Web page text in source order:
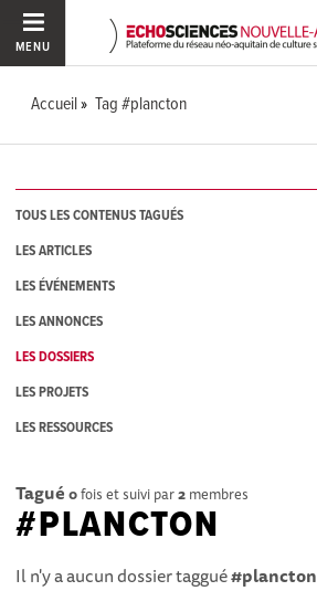
MENU
Accueil Tag #plancton
TOUS LES CONTENUS TAGUÉS
LES ARTICLES
LES ÉVÉNEMENTS
LES ANNONCES
LES DOSSIERS
LES PROJETS
LES RESSOURCES
Tagué 0fois et suivi par2 membres
#PLANCTON
Il n'y a aucun dossier taggué#plancton